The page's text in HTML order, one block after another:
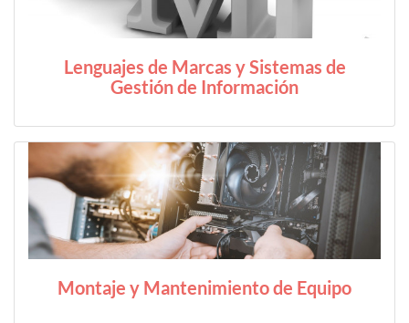
Lenguajes de Marcas y Sistemas de
Gestión de Información
Montaje y Mantenimiento de Equipo